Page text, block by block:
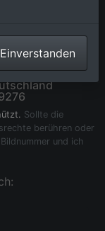
im
Sollte die
berühren oder
und ich
Einverstanden